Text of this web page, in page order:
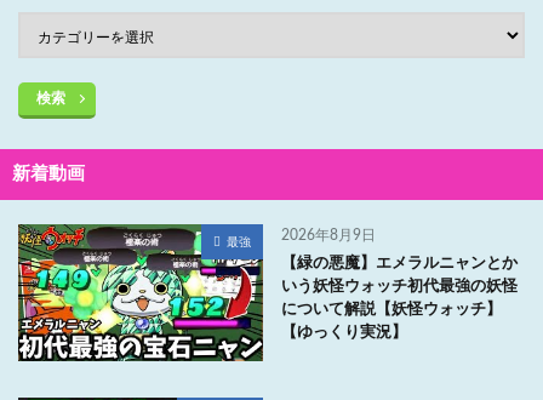
検索
新着動画
最強 2026年8月9日
【緑の悪魔】エメラルニャンとか
いう妖怪ウォッチ初代最強の妖怪
について解説【妖怪ウォッチ】
【ゆっくり実況】